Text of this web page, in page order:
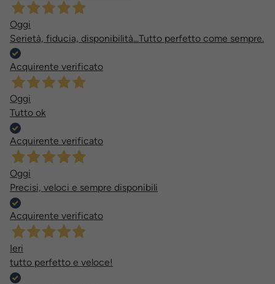
Oggi
Serietà, fiducia, disponibilità...Tutto perfetto come sempre.
Acquirente verificato
Oggi
Tutto ok
Acquirente verificato
Oggi
Precisi, veloci e sempre disponibili
Acquirente verificato
Ieri
tutto perfetto e veloce!